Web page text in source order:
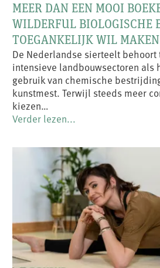
MEER DAN EEN MOOI
WILDERFUL BIOLOGISCHE
TOEGANKELIJK WIL MAKEN
De Nederlandse sierteelt behoort
intensieve landbouwsectoren als
gebruik van chemische
kunstmest. Terwijl steeds meer
kiezen…
Verder lezen...